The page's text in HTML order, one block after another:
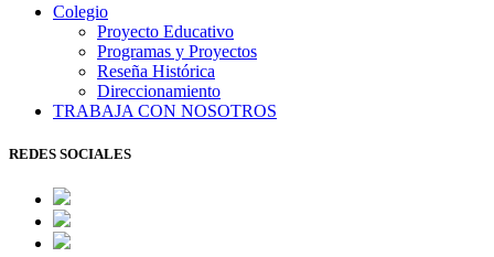
Colegio
Proyecto Educativo
Programas y Proyectos
Reseña Histórica
Direccionamiento
TRABAJA CON NOSOTROS
REDES SOCIALES